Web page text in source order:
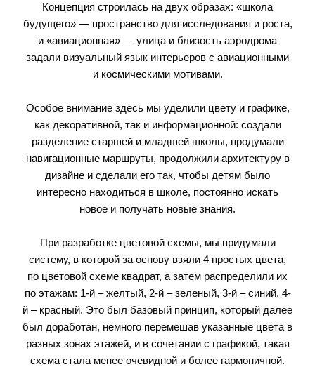
Концепция строилась на двух образах: «школа
будущего» — пространство для исследования и роста,
и «авиационная» — улица и близость аэродрома
задали визуальный язык интерьеров с авиационными
и космическими мотивами.
Особое внимание здесь мы уделили цвету и графике,
как декоративной, так и информационной: создали
разделение старшей и младшей школы, продумали
навигационные маршруты, продолжили архитектуру в
дизайне и сделали его так, чтобы детям было
интересно находиться в школе, постоянно искать
новое и получать новые знания.
При разработке цветовой схемы, мы придумали
систему, в которой за основу взяли 4 простых цвета,
по цветовой схеме квадрат, а затем распределили их
по этажам: 1-й – желтый, 2-й – зеленый, 3-й – синий, 4-
й – красный. Это был базовый принцип, который далее
был доработан, немного перемешав указанные цвета в
разных зонах этажей, и в сочетании с графикой, такая
схема стала менее очевидной и более гармоничной.